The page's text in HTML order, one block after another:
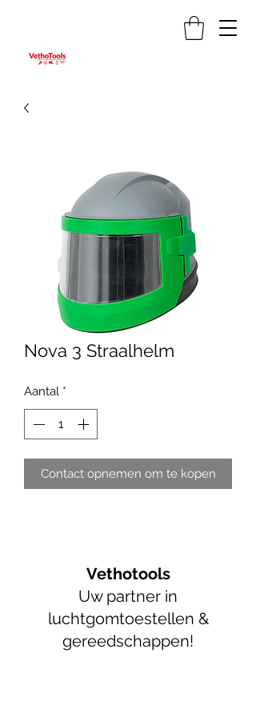
Nova 3 Straalhelm
Aantal *
Contact opnemen om te kopen
Vethotools
Uw partner in
luchtgomtoestellen &
gereedschappen!